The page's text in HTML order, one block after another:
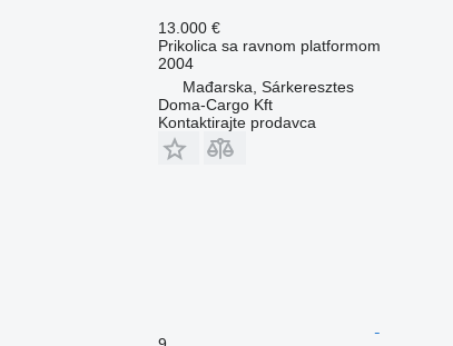
13.000 €
Prikolica sa ravnom platformom
2004
Mađarska, Sárkeresztes
Doma-Cargo Kft
Kontaktirajte prodavca